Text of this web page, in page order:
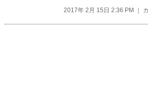
2017年 2月 15日 2:36 PM ｜